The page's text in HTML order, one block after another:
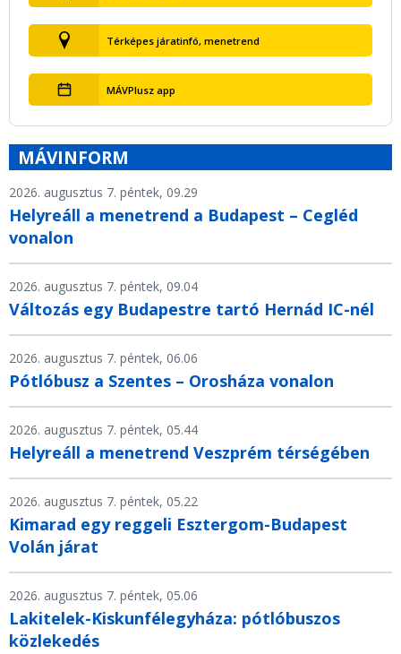
Térképes járatinfó, menetrend
MÁVPlusz app
MÁVINFORM
2026. augusztus 7. péntek, 09.29
Helyreáll a menetrend a Budapest – Cegléd
vonalon
2026. augusztus 7. péntek, 09.04
Változás egy Budapestre tartó Hernád IC-nél
2026. augusztus 7. péntek, 06.06
Pótlóbusz a Szentes – Orosháza vonalon
2026. augusztus 7. péntek, 05.44
Helyreáll a menetrend Veszprém térségében
2026. augusztus 7. péntek, 05.22
Kimarad egy reggeli Esztergom-Budapest
Volán járat
2026. augusztus 7. péntek, 05.06
Lakitelek-Kiskunfélegyháza: pótlóbuszos
közlekedés